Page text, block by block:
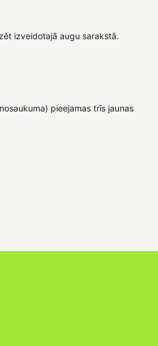
izveidotajā augu sarakstā.
pieejamas trīs jaunas